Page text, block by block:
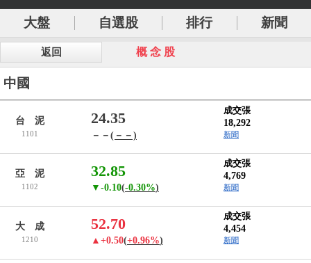
大盤 自選股 排行 新聞
返回 概 念 股
中國
台 泥
1101
24.35
－－ (－－)
成交張
18,292
新聞
亞 泥
1102
32.85
▼-0.10(-0.30%)
成交張
4,769
新聞
大 成
1210
52.70
▲+0.50(+0.96%)
成交張
4,454
新聞